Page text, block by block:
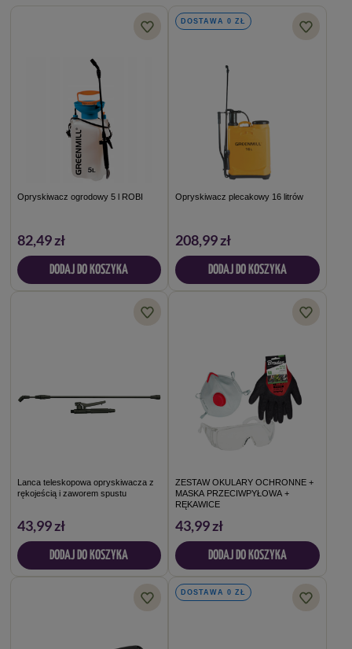
Opryskiwacz ogrodowy 5 l ROBI
82,49 zł
DODAJ DO KOSZYKA
DOSTAWA 0 ZŁ
Opryskiwacz plecakowy 16 litrów
208,99 zł
DODAJ DO KOSZYKA
Lanca teleskopowa opryskiwacza z
rękojeścią i zaworem spustu
43,99 zł
DODAJ DO KOSZYKA
ZESTAW OKULARY OCHRONNE +
MASKA PRZECIWPYŁOWA +
RĘKAWICE
43,99 zł
DODAJ DO KOSZYKA
DOSTAWA 0 ZŁ